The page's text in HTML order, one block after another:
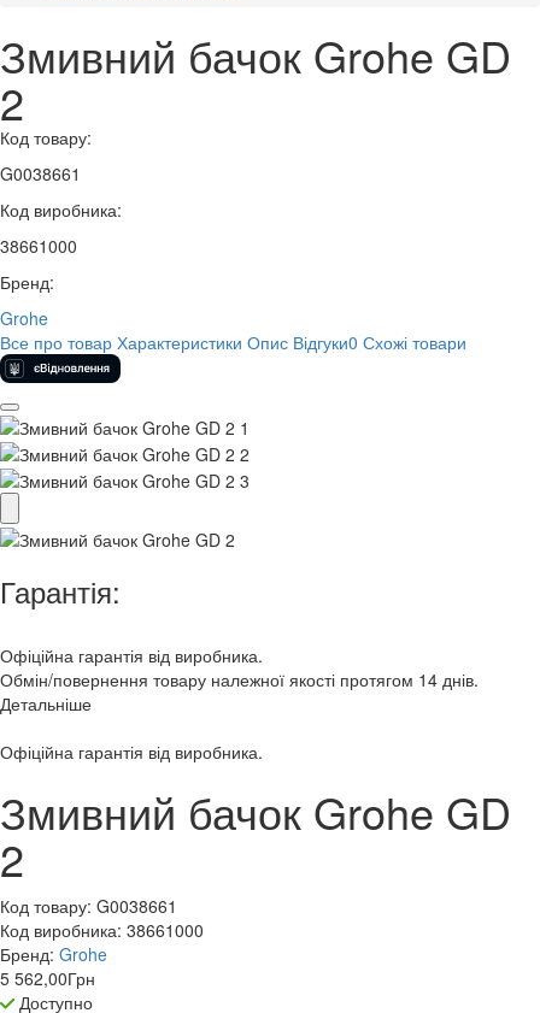
Змивний бачок Grohe GD
2
Код товару:
G0038661
Код виробника:
38661000
Бренд:
Grohe
Все про товар Характеристики Опис Відгуки0 Схожі товари
Гарантія:
Офіційна гарантія від виробника.
Обмін/повернення товару належної якості протягом 14 днів.
Детальніше
Офіційна гарантія від виробника.
Змивний бачок Grohe GD
2
Код товару: G0038661
Код виробника: 38661000
Бренд: Grohe
5 562,00Грн
Доступно